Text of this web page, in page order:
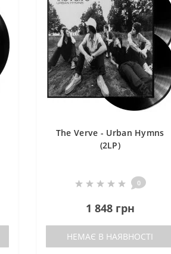
The Verve - Urban Hymns
(2LP)
0
1 848 грн
НЕМАЄ В НАЯВНОСТІ